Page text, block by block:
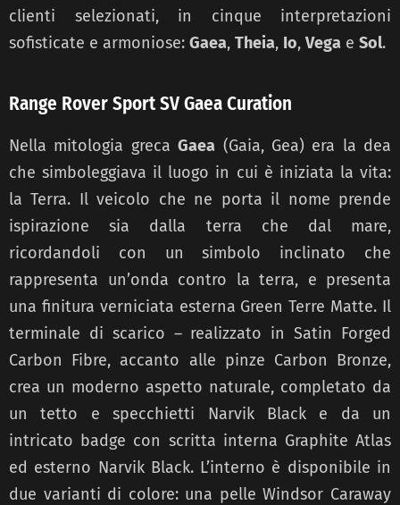
clienti selezionati, in cinque interpretazioni
sofisticate e armoniose: Gaea, Theia, Io, Vega e Sol.
Range Rover Sport SV Gaea Curation
Nella mitologia grecaGaea (Gaia, Gea) era la dea
che simboleggiava il luogo in cui è iniziata la vita:
la Terra. Il veicolo che ne porta il nome prende
ispirazione sia dalla terra che dal mare,
ricordandoli con un simbolo inclinato che
rappresenta un’onda contro la terra, e presenta
una finitura verniciata esterna Green Terre Matte. Il
terminale di scarico – realizzato in Satin Forged
Carbon Fibre, accanto alle pinze Carbon Bronze,
crea un moderno aspetto naturale, completato da
un tetto e specchietti Narvik Black e da un
intricato badge con scritta interna Graphite Atlas
ed esterno Narvik Black. L’interno è disponibile in
due varianti di colore: una pelle Windsor Caraway